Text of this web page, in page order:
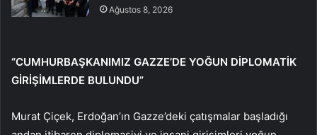
Ağustos 8, 2026
“CUMHURBAŞKANIMIZ GAZZE’DE YOĞUN DİPLOMATİK
GİRİŞİMLERDE BULUNDU”
Murat Çiçek, Erdoğan’ın Gazze’deki çatışmalar başladığı